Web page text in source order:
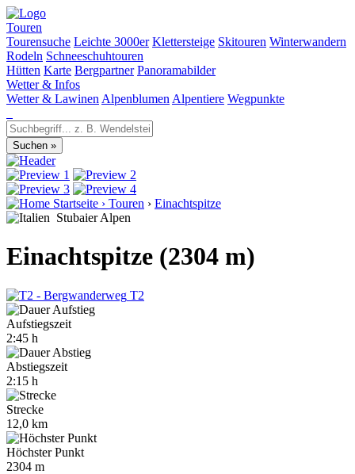
Touren
Tourensuche Leichte 3000er Klettersteige Skitouren Winterwandern
Rodeln Schneeschuhtouren
Hütten Karte Bergpartner Panoramabilder
Wetter & Infos
Wetter & Lawinen Alpenblumen Alpentiere Wegpunkte
Startseite › Touren › Einachtspitze
Stubaier Alpen
Einachtspitze (2304 m)
T2
Aufstiegszeit
2:45 h
Abstiegszeit
2:15 h
Strecke
12,0 km
Höchster Punkt
2304 m